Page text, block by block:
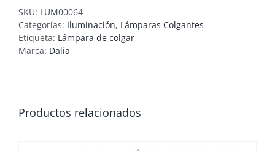
SKU: LUM00064
Categorías: Iluminación, Lámparas Colgantes
Etiqueta: Lámpara de colgar
Marca: Dalia
Productos relacionados